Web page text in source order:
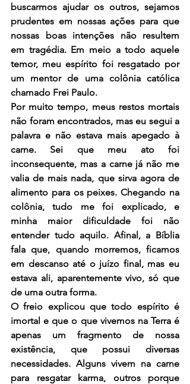
buscarmos ajudar os outros, sejamos
prudentes em nossas ações para que
nossas boas intenções não resultem
em tragédia. Em meio a todo aquele
temor, meu espírito foi resgatado por
um mentor de uma colônia católica
chamado Frei Paulo.
Por muito tempo, meus restos mortais
não foram encontrados, mas eu segui a
palavra e não estava mais apegado à
carne. Sei que meu ato foi
inconsequente, mas a carne já não me
valia de mais nada, que sirva agora de
alimento para os peixes. Chegando na
colônia, tudo me foi explicado, e
minha maior dificuldade foi não
entender tudo aquilo. Afinal, a Bíblia
fala que, quando morremos, ficamos
em descanso até o juízo final, mas eu
estava ali, aparentemente vivo, só que
de uma outra forma.
O freio explicou que todo espírito é
imortal e que o que vivemos na Terra é
apenas um fragmento de nossa
existência, que possui diversas
necessidades. Alguns vivem na carne
para resgatar karma, outros porque